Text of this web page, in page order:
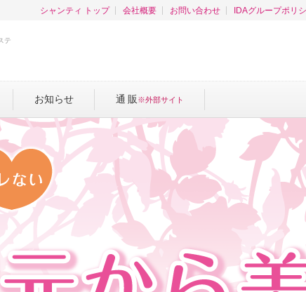
テ
シャンティ トップ 会社概要 お問い合わせ IDAグループポリ
お知らせ 通 販 ※外部サイト